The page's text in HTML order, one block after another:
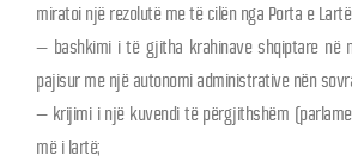
miratoi një rezolutë me të cilën nga Porta e
– bashkimi i të gjitha krahinave shqiptare në
pajisur me një autonomi administrative nën
– krijimi i një kuvendi të përgjithshëm
më i lartë;